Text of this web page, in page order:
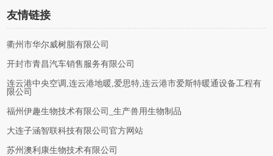
友情链接
衢州市华尔威树脂有限公司
开封市青昌汽车销售服务有限公司
连云港中央空调,连云港地暖,爱思特,连云港市爱斯特暖通设备工程有
限公司
福州伊趣生物技术有限公司_生产兽用生物制品
大连子涵智联科技有限公司官方网站
苏州澳利康生物技术有限公司